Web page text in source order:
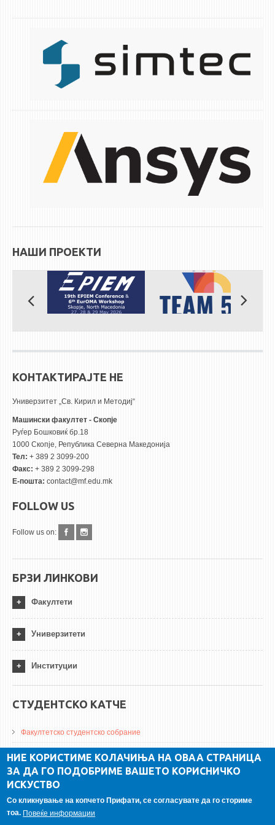
ЕКВИВАЛЕНЦИИ ОД СТАРИ СТУДИСКИ ПРОГРАМИ
ОГЛАСНА ТАБЛА
БИБЛИОТЕКА
ДА ВИНЧИ МАГАЗИН
СТИПЕНДИИ/ПРАКСИ
НАШИ ПРОЕКТИ
КОНТАКТИРАЈТЕ НЕ
Универзитет „Св. Кирил и Методиј“
Машински факултет - Скопје
Руѓер Бошковиќ бр.18
1000 Скопје, Република Северна Македонија
Тел: + 389 2 3099-200
Факс: + 389 2 3099-298
Е-пошта: contact@mf.edu.mk
FOLLOW US
Follow us on:
БРЗИ ЛИНКОВИ
Факултети
Универзитети
Институции
СТУДЕНТСКО КАТЧЕ
Факултетско студентско собрание
ДА Винчи магазин
Алумни асоцијација
НИЕ КОРИСТИМЕ КОЛАЧИЊА НА ОВАА СТРАНИЦА
ЗА ДА ГО ПОДОБРИМЕ ВАШЕТО КОРИСНИЧКО
ИСКУСТВО
Со кликнување на копчето Прифати, се согласувате да го сториме
тоа. Повеќе информации